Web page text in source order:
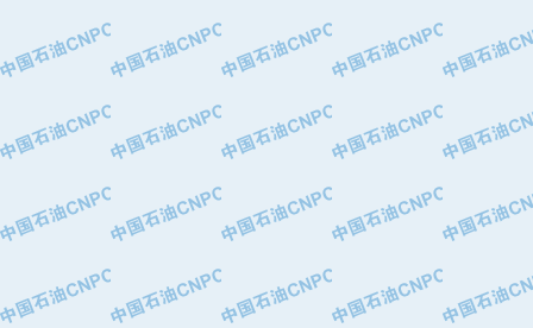
·中国石油锦西石化分公司
·大港油田集团有限责任公司
·深圳市肯多斯实业发展有限公司
·山东墨龙石油机械股份有限公司
·无锡西姆莱斯石油专用管制造有限公
·武汉钢铁（集团）公司
·马鞍山钢铁股份有限公司
·中国石油天然气股份有限公司兰州石